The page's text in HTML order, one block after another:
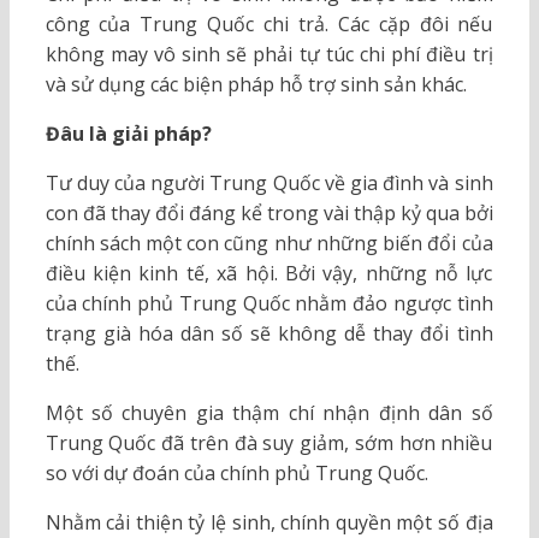
công của Trung Quốc chi trả. Các cặp đôi nếu
không may vô sinh sẽ phải tự túc chi phí điều trị
và sử dụng các biện pháp hỗ trợ sinh sản khác.
Đâu là giải pháp?
Tư duy của người Trung Quốc về gia đình và sinh
con đã thay đổi đáng kể trong vài thập kỷ qua bởi
chính sách một con cũng như những biến đổi của
điều kiện kinh tế, xã hội. Bởi vậy, những nỗ lực
của chính phủ Trung Quốc nhằm đảo ngược tình
trạng già hóa dân số sẽ không dễ thay đổi tình
thế.
Một số chuyên gia thậm chí nhận định dân số
Trung Quốc đã trên đà suy giảm, sớm hơn nhiều
so với dự đoán của chính phủ Trung Quốc.
Nhằm cải thiện tỷ lệ sinh, chính quyền một số địa